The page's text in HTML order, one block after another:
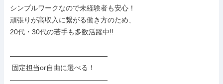
シンプルワークなので未経験者も安心！
頑張りが高収入に繋がる働き方のため、
20代・30代の若手も多数活躍中!!
――――――――――――――
――――――――――――――